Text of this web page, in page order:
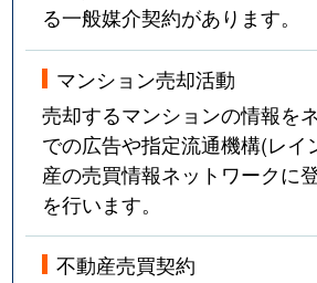
る一般媒介契約があります。
マンション売却活動
売却するマンションの情報を
での広告や指定流通機構(レイ
産の売買情報ネットワークに
を行います。
不動産売買契約